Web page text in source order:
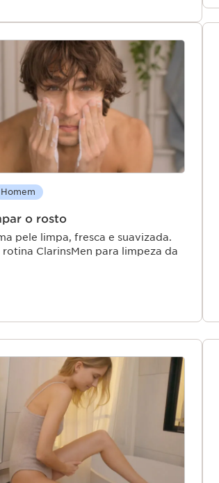
a pele repuxa, apresenta
Homem
o rosto
pele limpa, fresca e suavizada.
rotina ClarinsMen para limpeza da